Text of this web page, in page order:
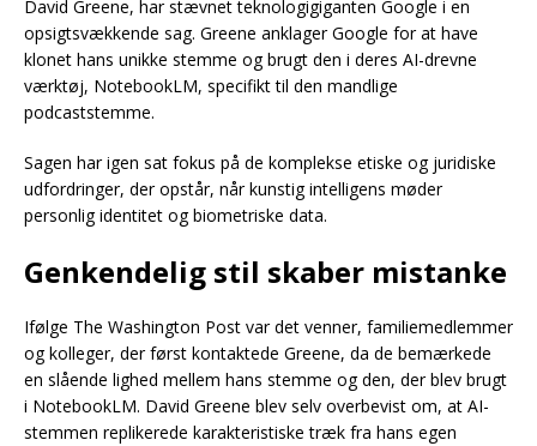
David Greene, har stævnet teknologigiganten Google i en
opsigtsvækkende sag. Greene anklager Google for at have
klonet hans unikke stemme og brugt den i deres AI-drevne
værktøj, NotebookLM, specifikt til den mandlige
podcaststemme.
Sagen har igen sat fokus på de komplekse etiske og juridiske
udfordringer, der opstår, når kunstig intelligens møder
personlig identitet og biometriske data.
Genkendelig stil skaber mistanke
Ifølge The Washington Post var det venner, familiemedlemmer
og kolleger, der først kontaktede Greene, da de bemærkede
en slående lighed mellem hans stemme og den, der blev brugt
i NotebookLM. David Greene blev selv overbevist om, at AI-
stemmen replikerede karakteristiske træk fra hans egen